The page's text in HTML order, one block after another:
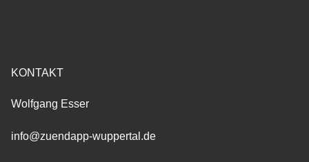
KONTAKT
Wolfgang Esser
info@zuendapp-wuppertal.de